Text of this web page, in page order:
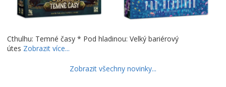
Cthulhu: Temné časy * Pod hladinou: Velký bariérový
útes Zobrazit více...
Zobrazit všechny novinky...